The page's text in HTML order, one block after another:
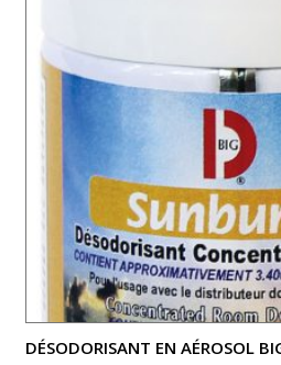
DÉSODORISANT EN AÉROSOL